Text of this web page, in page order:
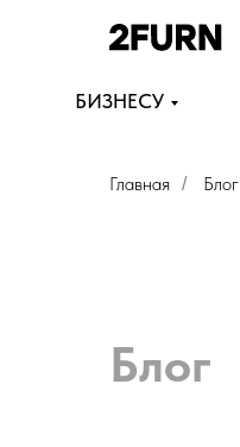
БИЗНЕСУ
Главная / Блог
Блог